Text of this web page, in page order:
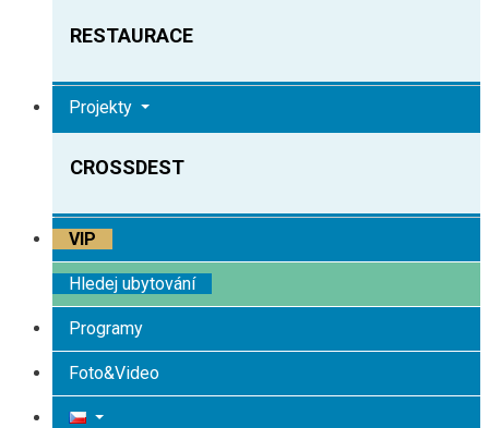
RESTAURACE
Projekty
CROSSDEST
VIP
Hledej ubytování
Programy
Foto&Video